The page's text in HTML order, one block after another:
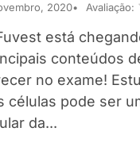
2020
Avaliação:
está
conteúdos
no exame!
células pode ser
da...